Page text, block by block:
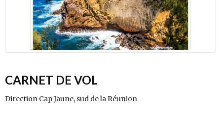
CARNET DE VOL
Direction Cap Jaune, sud de la Réunion